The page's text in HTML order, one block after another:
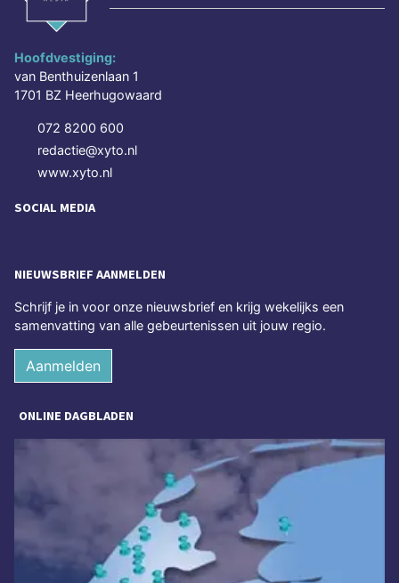
Hoofdvestiging:
van Benthuizenlaan 1
1701 BZ Heerhugowaard
072 8200 600
redactie@xyto.nl
www.xyto.nl
SOCIAL MEDIA
NIEUWSBRIEF AANMELDEN
Schrijf je in voor onze nieuwsbrief en krijg wekelijks een
samenvatting van alle gebeurtenissen uit jouw regio.
Aanmelden
ONLINE DAGBLADEN